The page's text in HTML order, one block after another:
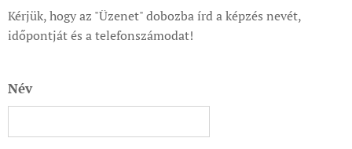
Kérjük, hogy az "Üzenet" dobozba írd a képzés nevét,
időpontját és a telefonszámodat!
Név